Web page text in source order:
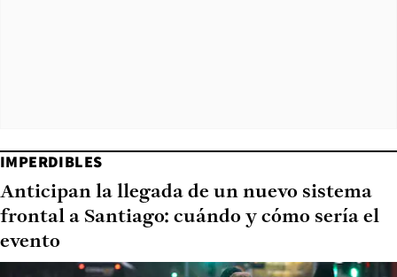
IMPERDIBLES
Anticipan la llegada de un nuevo sistema
frontal a Santiago: cuándo y cómo sería el
evento